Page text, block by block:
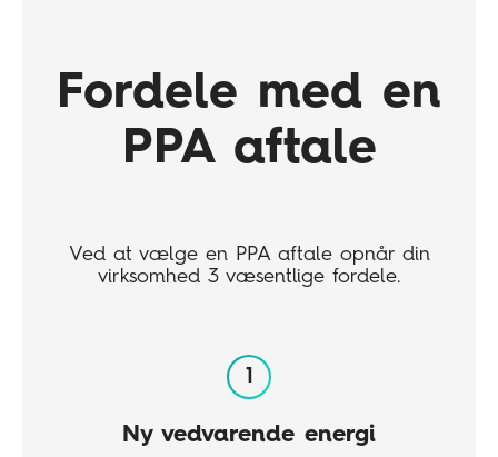
Fordele med en
PPA aftale
Ved at vælge en PPA aftale opnår din
virksomhed 3 væsentlige fordele.
Ny vedvarende energi